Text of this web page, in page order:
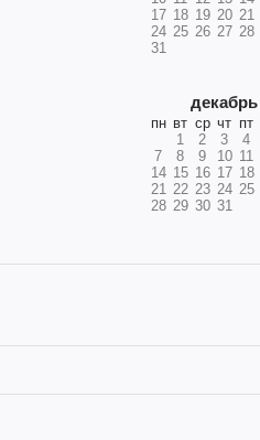
17 18 19 20 21
24 25 26 27 28
31
декабрь
пн вт ср чт пт
1
2 3 4
7
8 9 10 11
14 15 16 17 18
21 22 23 24 25
28 29 30 31